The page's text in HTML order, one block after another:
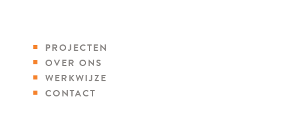
PROJECTEN
OVER ONS
WERKWIJZE
CONTACT